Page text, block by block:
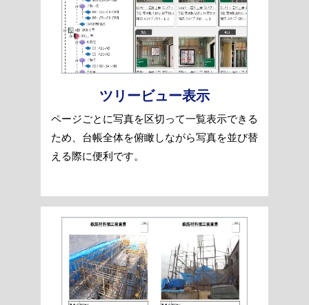
ツリービュー表示
ページごとに写真を区切って一覧表示できる
ため、台帳全体を俯瞰しながら写真を並び替
える際に便利です。